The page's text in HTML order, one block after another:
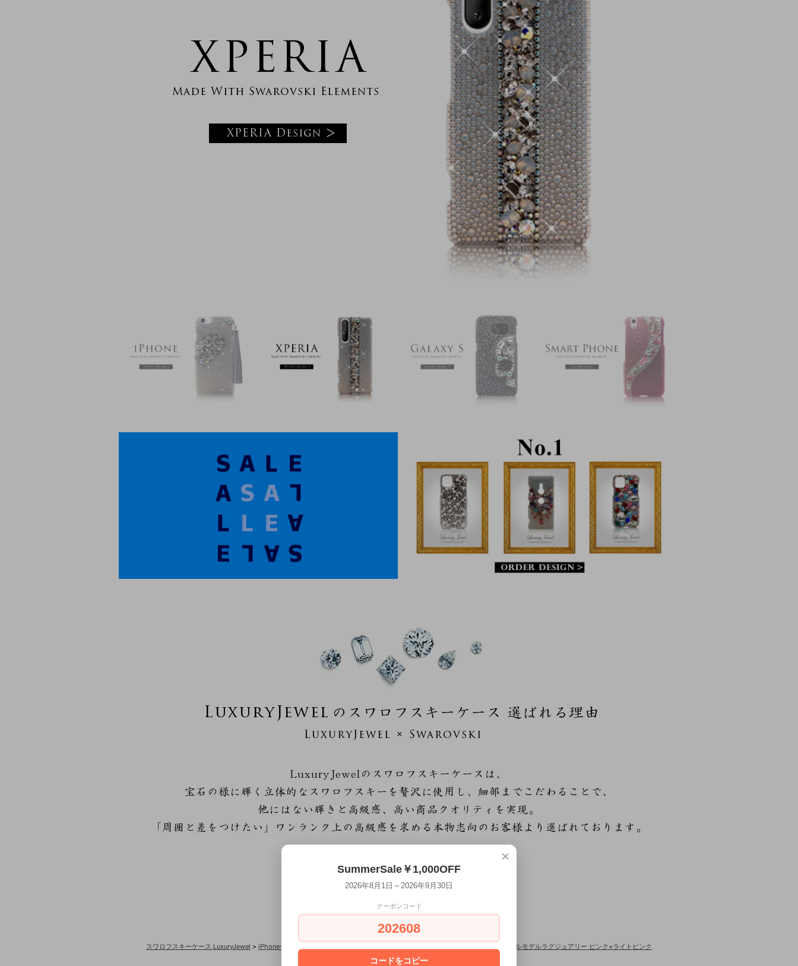
スワロフスキーケース LuxuryJewel > iPhoneケース×スワロフスキー ■iPhone全機種対応■iPhone×スワロフスキー ジュエルモデルラグジュアリー ピンク×ライトピンク
×
SummerSale￥1,000OFF
2026年8月1日～2026年9月30日
クーポンコード
202608
コードをコピー